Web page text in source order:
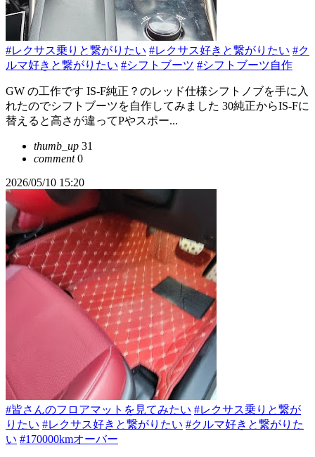
#レクサス乗りと繋がりたい #レクサス好きと繋がりたい #ク
ルマ好きと繋がりたい #シフトブーツ #シフトブーツ自作
GW の工作です IS-F純正？のレッド仕様シフトノブを手に入
れたのでシフトブーツを自作してみました 30純正からIS-Fに
替えると高さが違ってPやスポー...
thumb_up 31
comment0
2026/05/10 15:20
#皆さんのフロアマットを見てみたい #レクサス乗りと繋が
りたい #レクサス好きと繋がりたい #クルマ好きと繋がりた
い #170000kmオーバー